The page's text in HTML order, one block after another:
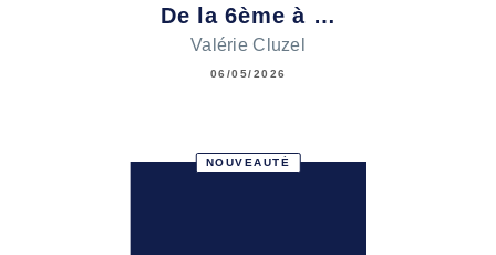
De la 6ème à …
Valérie Cluzel
06/05/2026
NOUVEAUTÉ